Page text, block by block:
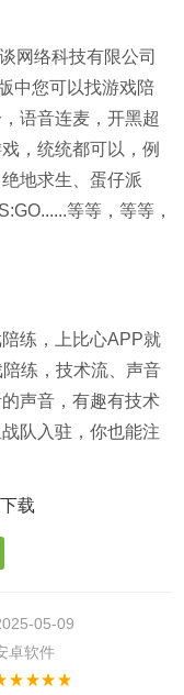
网络科技有限公司
中您可以找游戏陪
语音连麦，开黑超
，统统都可以，例
地求生、蛋仔派
等等，等等，
练，上比心APP就
练，技术流、声音
声音，有趣有技术
队入驻，你也能注
游戏玩家的选择，
线的优选大神、大
05-09
卓软件